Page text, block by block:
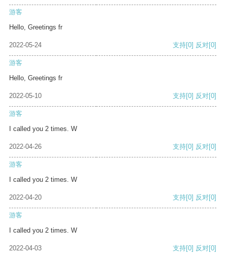
游客
Hello, Greetings fr
2022-05-24 支持[0] 反对[0]
游客
Hello, Greetings fr
2022-05-10 支持[0] 反对[0]
游客
I called you 2 times. W
2022-04-26 支持[0] 反对[0]
游客
I called you 2 times. W
2022-04-20 支持[0] 反对[0]
游客
I called you 2 times. W
2022-04-03 支持[0] 反对[0]